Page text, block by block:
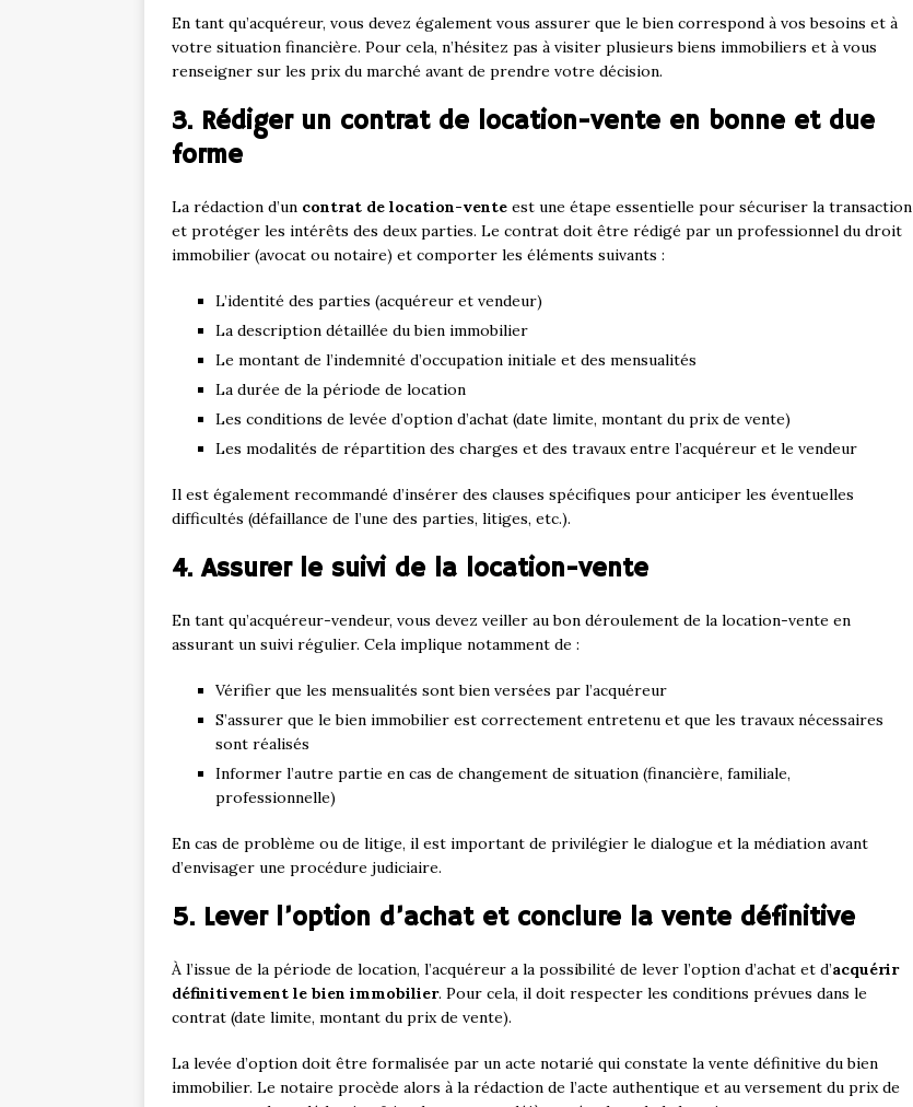
En tant qu’acquéreur, vous devez également vous assurer que le bien correspond à vos besoins et à
votre situation financière. Pour cela, n’hésitez pas à visiter plusieurs biens immobiliers et à vous
renseigner sur les prix du marché avant de prendre votre décision.
3. Rédiger un contrat de location-vente en bonne et due
forme
La rédaction d’un contrat de location-vente est une étape essentielle pour sécuriser la transaction
et protéger les intérêts des deux parties. Le contrat doit être rédigé par un professionnel du droit
immobilier (avocat ou notaire) et comporter les éléments suivants :
L’identité des parties (acquéreur et vendeur)
La description détaillée du bien immobilier
Le montant de l’indemnité d’occupation initiale et des mensualités
La durée de la période de location
Les conditions de levée d’option d’achat (date limite, montant du prix de vente)
Les modalités de répartition des charges et des travaux entre l’acquéreur et le vendeur
Il est également recommandé d’insérer des clauses spécifiques pour anticiper les éventuelles
difficultés (défaillance de l’une des parties, litiges, etc.).
4. Assurer le suivi de la location-vente
En tant qu’acquéreur-vendeur, vous devez veiller au bon déroulement de la location-vente en
assurant un suivi régulier. Cela implique notamment de :
Vérifier que les mensualités sont bien versées par l’acquéreur
S’assurer que le bien immobilier est correctement entretenu et que les travaux nécessaires
sont réalisés
Informer l’autre partie en cas de changement de situation (financière, familiale,
professionnelle)
En cas de problème ou de litige, il est important de privilégier le dialogue et la médiation avant
d’envisager une procédure judiciaire.
5. Lever l’option d’achat et conclure la vente définitive
À l’issue de la période de location, l’acquéreur a la possibilité de lever l’option d’achat et d’acquérir
définitivement le bien immobilier. Pour cela, il doit respecter les conditions prévues dans le
contrat (date limite, montant du prix de vente).
La levée d’option doit être formalisée par un acte notarié qui constate la vente définitive du bien
immobilier. Le notaire procède alors à la rédaction de l’acte authentique et au versement du prix de